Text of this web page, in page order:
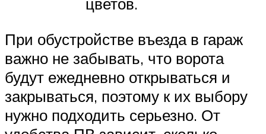
При обустройстве въезда в гараж
важно не забывать, что ворота
будут ежедневно открываться и
закрываться, поэтому к их выбору
нужно подходить серьезно. От